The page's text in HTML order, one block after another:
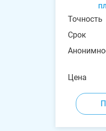
Точность
Срок
Цена